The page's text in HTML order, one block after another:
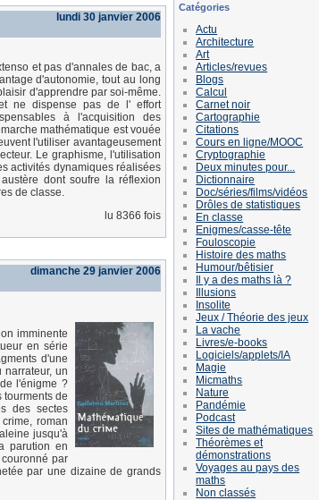
lundi 30 janvier 2006
et pas d'annales de bac, a
d'autonomie, tout au long
d'apprendre par soi-même.
ne dispense pas de l' effort
à l'acquisition des
mathématique est vouée
l'utiliser avantageusement
Le graphisme, l'utilisation
activités dynamiques réalisées
dont soufre la réflexion
de classe.
lu 8366 fois
dimanche 29 janvier 2006
imminente
en série
d'une
un
l'énigme ?
de
des sectes
roman
jusqu'à
parution en
par
par une dizaine de grands
Catégories
Actu
Architecture
Art
Articles/revues
Blogs
Calcul
Carnet noir
Cartographie
Citations
Cours en ligne/MOOC
Cryptographie
Deux minutes pour...
Dictionnaire
Doc/séries/films/vidéos
Drôles de statistiques
En classe
Enigmes/casse-tête
Fouloscopie
Histoire des maths
Humour/bêtisier
Il y a des maths là ?
Illusions
Insolite
Jeux / Théorie des jeux
La vache
Livres/e-books
Logiciels/applets/IA
Magie
Micmaths
Nature
Pandémie
Podcast
Sites de mathématiques
Théorèmes et
démonstrations
Voyages au pays des
maths
Non classés